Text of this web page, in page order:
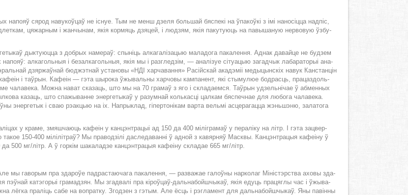
на­по­яў ся­род на­ву­коў­цаў не іс­нуе. Тым не менш дзе­ля боль­шай бяс­пе­кі на ўпа­коў­кі з імі на­но­сіц­ца над­піс,
ця­жар­ным і жан­чы­нам, якія кор­мяць дзя­цей, і лю­дзям, якія па­ку­ту­юць на па­вы­ша­ную нер­во­вую ўзбу­
дык­ту­юц­ца з доб­рых на­ме­раў: спы­ніць ал­ка­га­лі­за­цыю ма­ла­до­га па­ка­лен­ня. Ад­нак да­вай­це не бу­дзем
ал­ка­голь­ныя і без­ал­ка­голь­ныя, якія мы і раз­гле­дзім, — ана­лі­зуе сі­ту­а­цыю за­гад­чык ла­ба­ра­то­рыі ана­
дзяр­жаў­най бюд­жэт­най уста­но­вы «НДІ хар­ча­ван­ня» Ра­сій­скай ака­дэ­міі ме­ды­цын­скіх на­вук Кан­стан­цін
і таў­рын. Ка­фе­ін — гэ­та шы­ро­ка ўжы­ва­льны хар­чо­вы кам­па­нент, які сты­му­люе бод­расць, пра­ца­здоль­
ча­ла­ве­ка. Мож­на на­ват ска­заць, што мы на 70 гра­маў з яго і скла­да­ем­ся. Таў­рын удзель­ні­чае ў аб­мен­ных
ка­заць, што спа­жы­ван­не энер­ге­ты­каў у ра­зум­най коль­кас­ці цал­кам бяс­печ­нае для лю­бо­га ча­ла­ве­ка.
энер­ге­тык і сваю рэ­ак­цыю на іх. На­прык­лад, гі­пер­то­ні­кам вар­та вель­мі асце­ра­гац­ца жэнь­шэ­ню, за­ла­то­га
у кра­ме, змя­шча­юць ка­фе­ін у кан­цэнт­ра­цыі ад 150 да 400 мі­лі­гра­маў у пе­ра­лі­ку на літр. І гэ­та за­цвер­
150-400 мі­лі­літ­раў? Мы пра­во­дзі­лі да­сле­да­ван­ні ў ад­ной з ка­вяр­няў Маск­вы. Кан­цэнт­ра­цыя ка­фе­і­ну ў
500 мг/літр. А ў гор­кім ша­ка­ла­дзе кан­цэнт­ра­цыя ка­фе­і­ну скла­дае 665 мг/літр.
мы га­во­рым пра зда­роўе пад­рас­та­ю­ча­га па­ка­лен­ня, — раз­ва­жае га­лоў­ны нар­ко­лаг Мі­ніс­тэр­ства ахо­вы зда­
пэў­най ка­тэ­го­рыі гра­ма­дзян. Мы згад­ва­лі пра кі­роў­цаў-даль­на­бой­шчы­каў, якія едуць пра­цяг­лы час і ўжы­ва­
лёг­ка пра­ліць са­бе на воп­рат­ку. Зго­дзен з гэ­тым. Але ёсць і рэг­ла­мент для даль­на­бой­шчы­каў. Яны па­він­ны